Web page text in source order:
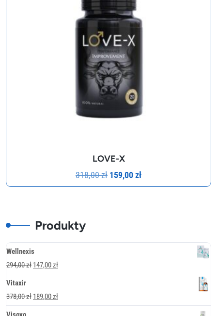
LOVE-X
318,00zł Pierwotna
cena
159,00złAktualna
cena
Produkty
Wellnexis
294,00zł Pierwotna
wynosiła:
294,00 zł.
147,00złAktualna
147,00 zł.
Vitaxir
378,00zł Pierwotna
189,00złAktualna